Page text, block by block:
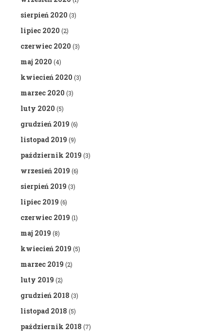
sierpień 2020 (3)
lipiec 2020 (2)
czerwiec 2020 (3)
maj 2020 (4)
kwiecień 2020 (3)
marzec 2020 (3)
luty 2020 (5)
grudzień 2019 (6)
listopad 2019 (9)
październik 2019 (3)
wrzesień 2019 (6)
sierpień 2019 (3)
lipiec 2019 (6)
czerwiec 2019 (1)
maj 2019 (8)
kwiecień 2019 (5)
marzec 2019 (2)
luty 2019 (2)
grudzień 2018 (3)
listopad 2018 (5)
październik 2018 (7)